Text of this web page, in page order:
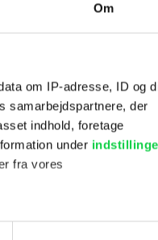
Om
om IP-adresse, ID og
samarbejdspartnere, der
indhold, foretage
under
fra vores